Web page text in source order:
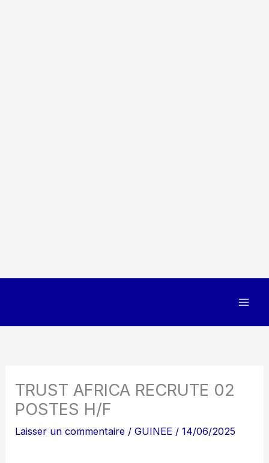
TRUST AFRICA RECRUTE 02
POSTES H/F
Laisser un commentaire /GUINEE /14/06/2025